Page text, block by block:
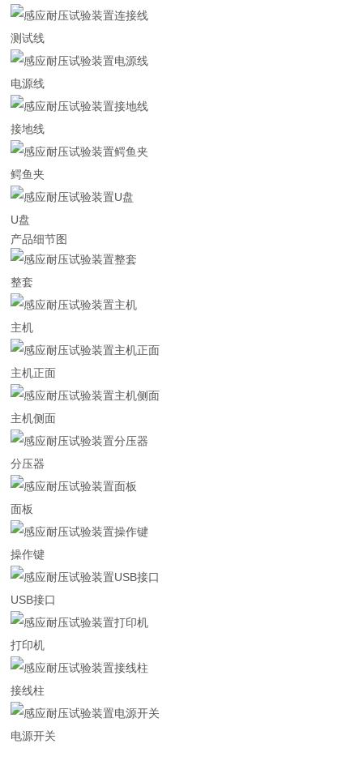
测试线
电源线
接地线
鳄鱼夹
U盘
产品细节图
整套
主机
主机正面
主机侧面
分压器
面板
操作键
USB接口
打印机
接线柱
电源开关